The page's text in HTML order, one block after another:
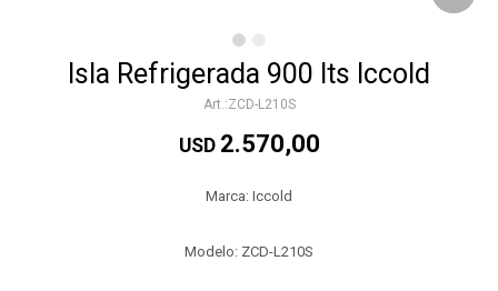
Isla Refrigerada 900 lts Iccold
ZCD-L210S
USD 2.570,00
Marca: Iccold
Modelo: ZCD-L210S